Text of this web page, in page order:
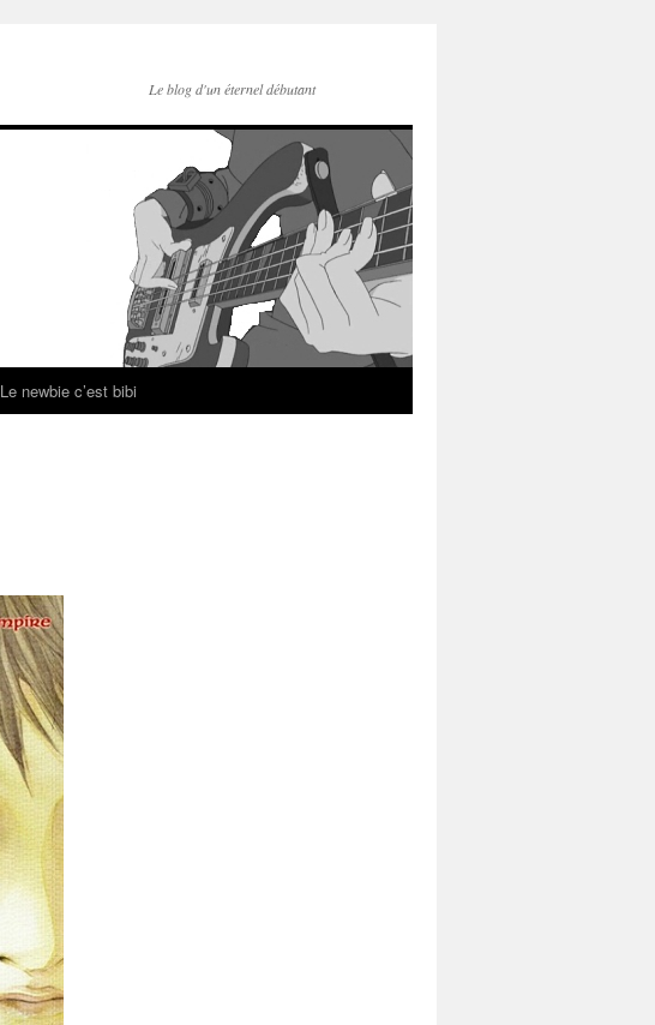
Le blog d'un éternel débutant
Le newbie c’est bibi